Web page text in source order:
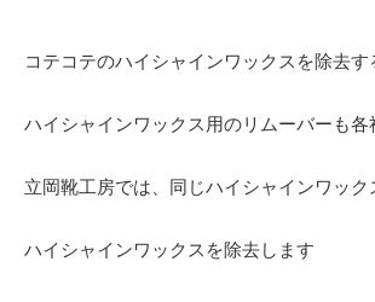
コテコテのハイシャインワックスを除去す
ハイシャインワックス用のリムーバーも
立岡靴工房では、同じハイシャインワック
ハイシャインワックスを除去します